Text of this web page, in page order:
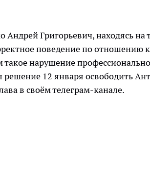
Григорьевич, находясь на
поведение по отношению
нарушение
12 января освободить
в своём телеграм-канале.